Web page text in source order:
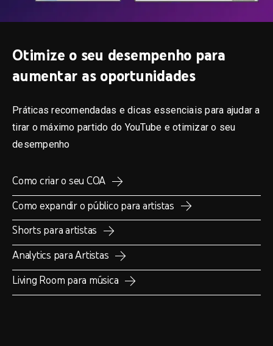
Otimize o seu desempenho para
aumentar as oportunidades
Práticas recomendadas e dicas essenciais para ajudar a
tirar o máximo partido do YouTube e otimizar o seu
desempenho
Como criar o seu COA
Como expandir o público para artistas
Shorts para artistas
Analytics para Artistas
Living Room para música